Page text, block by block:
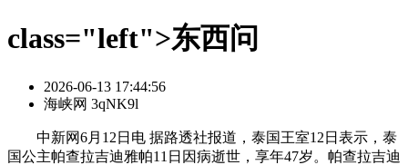
class="left">东西问
2026-06-13 17:44:56
海峡网 3qNK9l
中新网6月12日电 据路透社报道，泰国王室12日表示，泰
国公主帕查拉吉迪雅帕11日因病逝世，享年47岁。帕查拉吉迪